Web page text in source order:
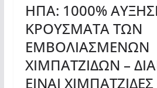
ΗΠΑ: 1000%
ΚΡΟΥΣΜΑΤΑ ΤΩΝ
ΕΜΒΟΛΙΑΣΜΕΝΩΝ
ΧΙΜΠΑΤΖΙΔΩΝ –
ΕΙΝΑΙ ΧΙΜΠΑΤΖΙΔΕΣ